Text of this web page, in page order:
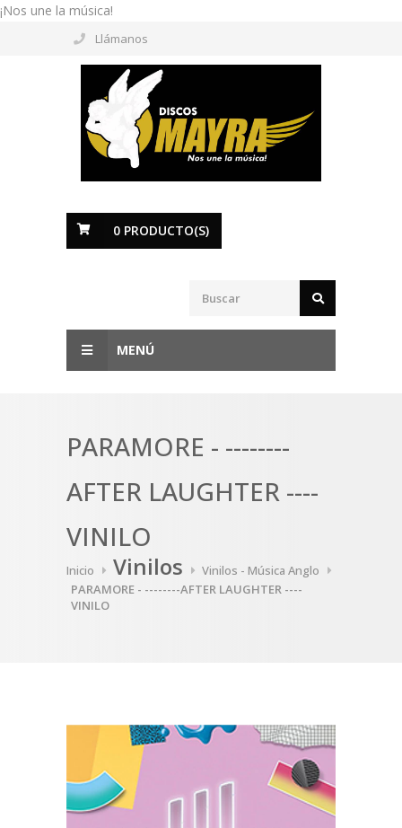
¡Nos une la música!
Llámanos
0 PRODUCTO(S)
MENÚ
PARAMORE - --------
AFTER LAUGHTER ----
VINILO
Inicio Vinilos
Vinilos - Música Anglo
PARAMORE - --------AFTER LAUGHTER ----
VINILO